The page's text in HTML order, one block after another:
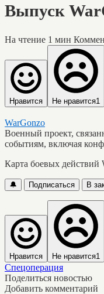
Выпуск
На чтение 1 мин
Нравится Не нравится1
WarGonzo
Военный проект,
событиям, включая
Карта боевых действий
🔔 Подписаться В
Нравится Не нравится1
Спецоперация
Поделиться новостью
Добавить комментарий